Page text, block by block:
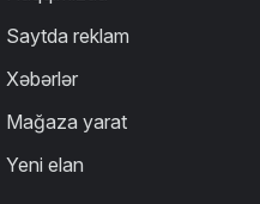
Saytda reklam
Xəbərlər
Mağaza yarat
Yeni elan